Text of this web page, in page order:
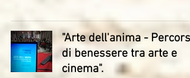
"Arte dell'anima - Percorsi
di benessere tra arte e
cinema".